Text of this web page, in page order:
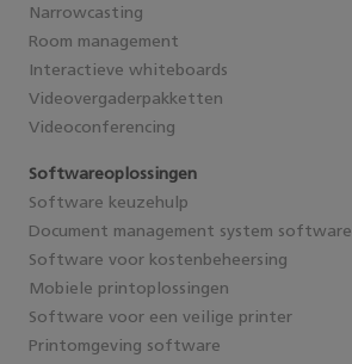
Narrowcasting
Room management
Interactieve whiteboards
Videovergaderpakketten
Videoconferencing
Softwareoplossingen
Software keuzehulp
Document management system software
Software voor kostenbeheersing
Mobiele printoplossingen
Software voor een veilige printer
Printomgeving software